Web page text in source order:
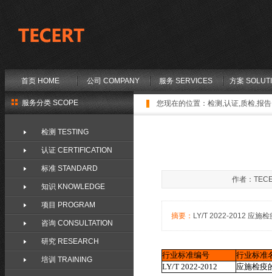
首页 HOME 公司 COMPANY 服务 SERVICES 方案
您现在的位置： 检测,认证,质检,报
作者：
摘要： LY/T 2022-2012 应施
行业标准编号
行业标准
LY/T 2022-2012
应施检疫
服务分类 SCOPE
检测 TESTING
认证 CERTIFICATION
标准 STANDARD
知识 KNOWLEDGE
项目 PROGRAM
咨询 CONSULTATION
研究 RESEARCH
培训 TRAINING